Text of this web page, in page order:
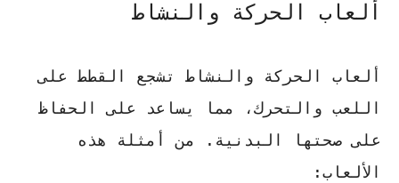
ألعاب الحركة والنشاط
ألعاب الحركة والنشاط تشجع القطط على
اللعب والتحرك، مما يساعد على الحفاظ
على صحتها البدنية. من أمثلة هذه
الألعاب: